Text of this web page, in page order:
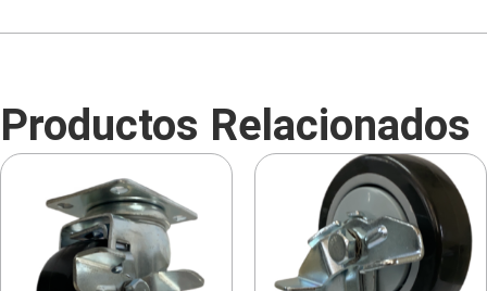
Productos Relacionados